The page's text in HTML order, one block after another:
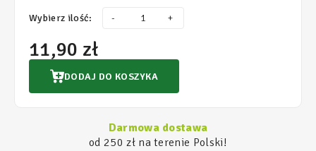
Wybierz ilość: - +
11,90 zł
DODAJ DO KOSZYKA
Darmowa dostawa
od 250 zł na terenie Polski!